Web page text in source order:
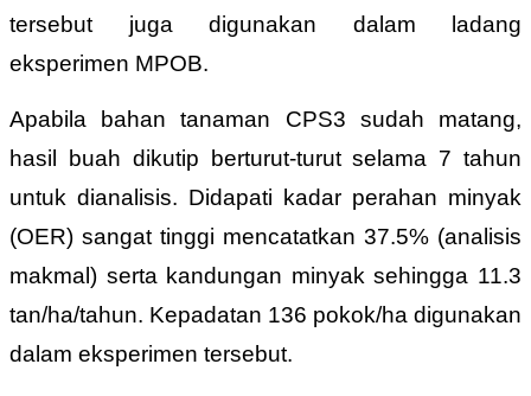
tersebut juga digunakan dalam ladang
eksperimen MPOB.
Apabila bahan tanaman CPS3 sudah matang,
hasil buah dikutip berturut-turut selama 7 tahun
untuk dianalisis. Didapati kadar perahan minyak
(OER) sangat tinggi mencatatkan 37.5% (analisis
makmal) serta kandungan minyak sehingga 11.3
tan/ha/tahun. Kepadatan 136 pokok/ha digunakan
dalam eksperimen tersebut.